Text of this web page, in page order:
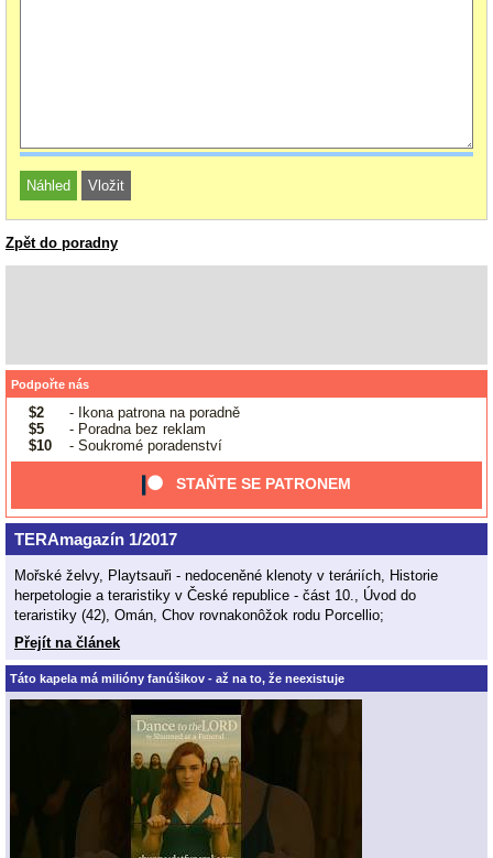
Zpět do poradny
Podpořte nás
$2
- Ikona patrona na poradně
$5
- Poradna bez reklam
$10
- Soukromé poradenství
STAŇTE SE PATRONEM
TERAmagazín 1/2017
Mořské želvy, Playtsauři - nedoceněné klenoty v teráriích, Historie
herpetologie a teraristiky v České republice - část 10., Úvod do
teraristiky (42), Omán, Chov rovnakonôžok rodu Porcellio;
Přejít na článek
Táto kapela má milióny fanúšikov - až na to, že neexistuje